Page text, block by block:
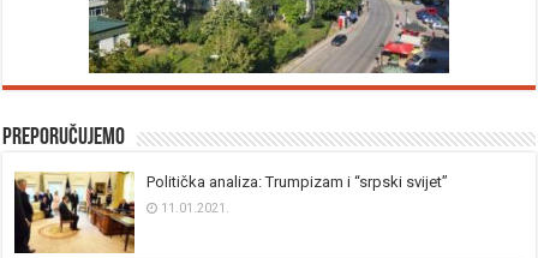
Preporučujemo
Politička analiza: Trumpizam i “srpski svijet”
11.01.2021.